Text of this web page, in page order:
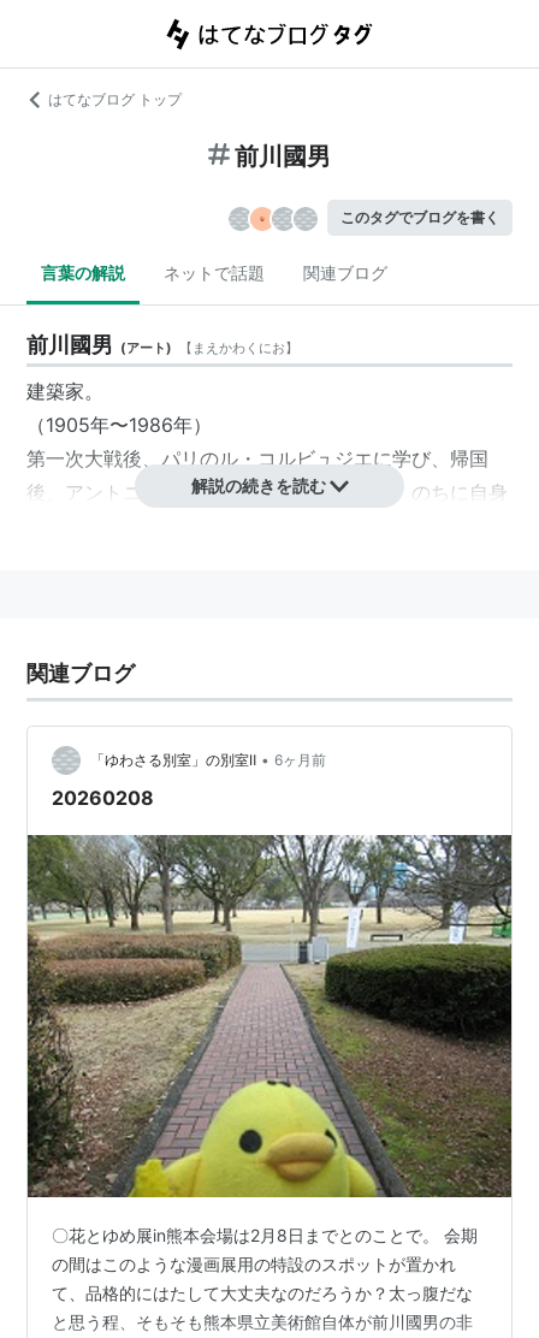
はてなブログ トップ
前川國男
このタグでブログを書く
言葉の解説 ネットで話題 関連ブログ
前川國男 (アート) 【 まえかわくにお】
建築家。
（1905年〜1986年）
第一次大戦後、パリのル・コルビュジエに学び、帰国
後、アントニン・レーモンドのもとで働き、のちに自身
発売日:2006/04/07
メディア:ハードカバー
解説の続きを読む
関連ブログ
「ゆわさる別室」の別室Ⅱ • 6ヶ月前
20260208
〇花とゆめ展in熊本会場は2月8日までとのことで。 会期
の間はこのような漫画展用の特設のスポットが置かれ
て、品格的にはたして大丈夫なのだろうか？太っ腹だな
と思う程、そもそも熊本県立美術館自体が前川國男の非